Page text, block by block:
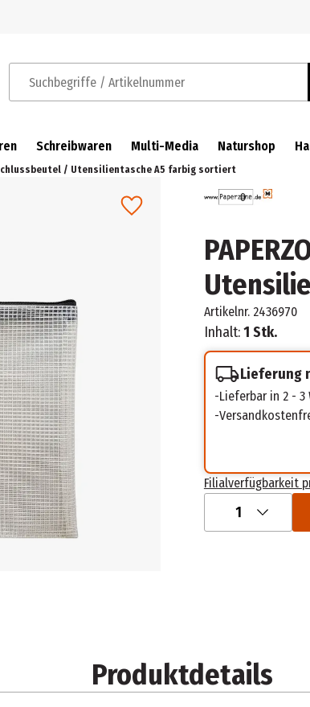
Suchbegriffe / Artikelnummer
Schreibwaren Multi-Media Naturshop
/ Utensilientasche A5 farbig sortiert
Artikelnr. 2436970
Inhalt:1 Stk.
Lieferung
Lieferbar in 2 - 3
Filialverfügbarkeit
1
Produktdetails